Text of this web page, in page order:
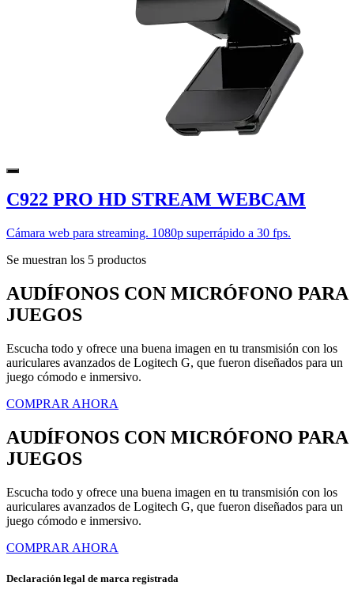
C922 PRO HD STREAM WEBCAM
Cámara web para streaming. 1080p superrápido a 30 fps.
Se muestran los 5 productos
AUDÍFONOS CON MICRÓFONO PARA
JUEGOS
Escucha todo y ofrece una buena imagen en tu transmisión con los
auriculares avanzados de Logitech G, que fueron diseñados para un
juego cómodo e inmersivo.
COMPRAR AHORA
AUDÍFONOS CON MICRÓFONO PARA
JUEGOS
Escucha todo y ofrece una buena imagen en tu transmisión con los
auriculares avanzados de Logitech G, que fueron diseñados para un
juego cómodo e inmersivo.
COMPRAR AHORA
Declaración legal de marca registrada